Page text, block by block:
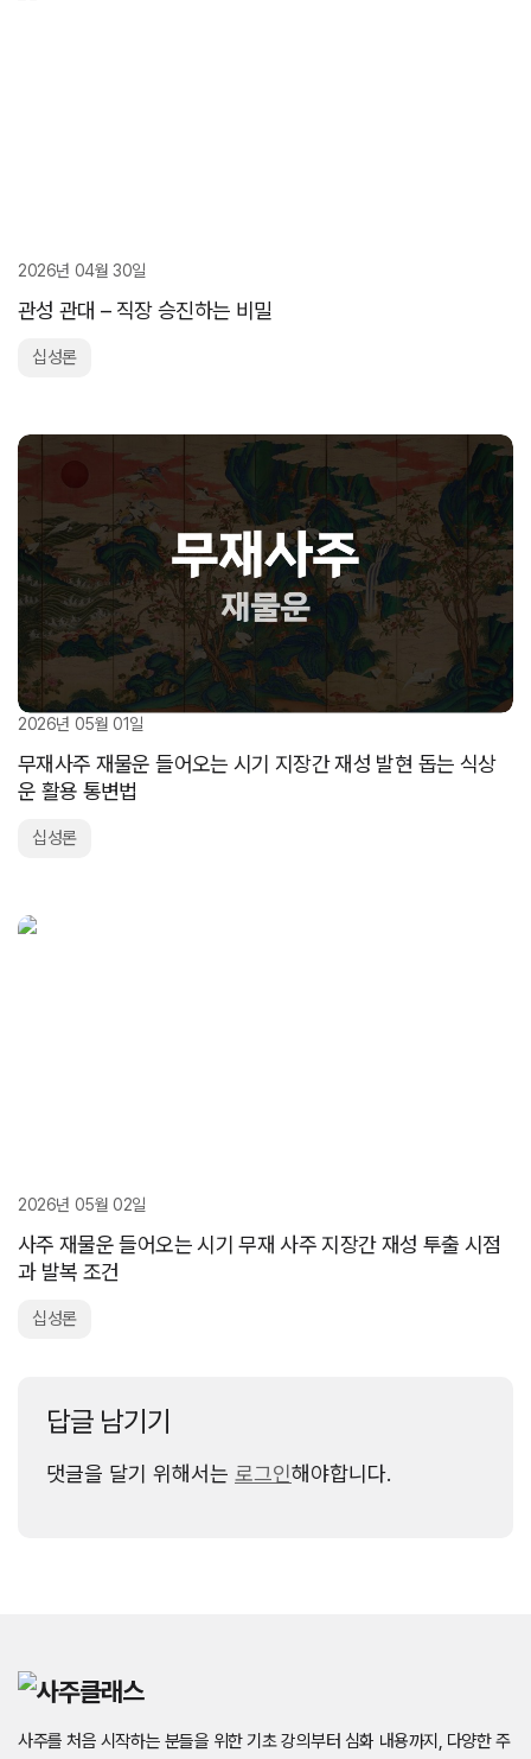
2026년 04월 30일
관성 관대 – 직장 승진하는 비밀
십성론
2026년 05월 01일
무재사주 재물운 들어오는 시기 지장간 재성 발현 돕는 식상
운 활용 통변법
십성론
2026년 05월 02일
사주 재물운 들어오는 시기 무재 사주 지장간 재성 투출 시점
과 발복 조건
십성론
답글 남기기
댓글을 달기 위해서는 로그인해야합니다.
사주를 처음 시작하는 분들을 위한 기초 강의부터 심화 내용까지, 다양한 주